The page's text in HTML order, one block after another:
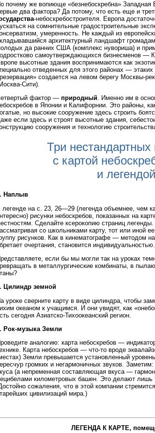
почему же вопиюще «безнебоскребна» Западная
два фактора? Да потому, что есть еще и
-небоскребостроителя. Европа
на сомнительные градостроительные
умеренность. Не каждый из
архитектурный ландшафт
да ранних США (комплекс нувориша) и
самоутверждающихся бизнесменов —
высотные здания воспринимаются как
отведенных для этого районах —
создается на левом берегу Москвы-
Сити).
фактор — природный. Именно им в
в Японии и Калифорнии. Это районы,
но высокие сооружение здесь строить
если здесь и строят высотные здания,
сооружения и технологию
Три
с картой
и
Наплыв
легенде на с. 23, 26—29 (легенда объемнее, чем
рисунки небоскребов, показанных на
Сделайте ксерокопию страниц
со школьниками карту, тот или иной
рисунков. Как в кинематографе — методом
очертания, становится индивидуальностью.
если бы мы могли так на уроках
в металлургические комбинаты, в
Цилиндр земной
уроке сверните карту в виде цилиндра, чтобы
океаном к учащимся. И они увидят, как
сегодня Азиатско-Тихоокеанский регион.
Рок-музыка Земли
аналогию: карта небоскребов —
Карта небоскребов — что-то вроде
Земли превышается установленный
громких и негармоничных звуков.
(а непременная составляющая вкуса —
километровых башен. Это делают лишь
сожаления, что в этой компании
цивилизаций мира.)
ЛЕГЕНДА К КАРТЕ,